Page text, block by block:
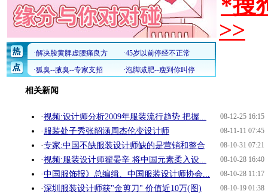
相关新闻
08-12-25 16:15
·视频:设计师分析2009年服装流行趋势 把握...
08-11-11 07:45
·服装处子秀张韶涵周杰伦变设计师
08-10-31 07:21
·专家:中国不缺服装设计师缺的是营销和整合
08-10-28 16:40
·视频:服装设计师翟晏辛 将中国元素柔入设...
08-10-28 11:17
·中国服饰报》总编缉、中国服装设计师协会...
08-10-19 01:38
·深圳服装设计师获"金剪刀" 价值近10万(图)
*搜
>>